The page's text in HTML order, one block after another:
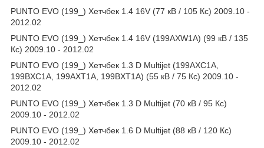
PUNTO EVO (199_) Хетчбек 1.4 16V (77 кВ / 105 Кс) 2009.10 -
2012.02
PUNTO EVO (199_) Хетчбек 1.4 16V (199AXW1A) (99 кВ / 135
Кс) 2009.10 - 2012.02
PUNTO EVO (199_) Хетчбек 1.3 D Multijet (199AXC1A,
199BXC1A, 199AXT1A, 199BXT1A) (55 кВ / 75 Кс) 2009.10 -
2012.02
PUNTO EVO (199_) Хетчбек 1.3 D Multijet (70 кВ / 95 Кс)
2009.10 - 2012.02
PUNTO EVO (199_) Хетчбек 1.6 D Multijet (88 кВ / 120 Кс)
2009.10 - 2012.02